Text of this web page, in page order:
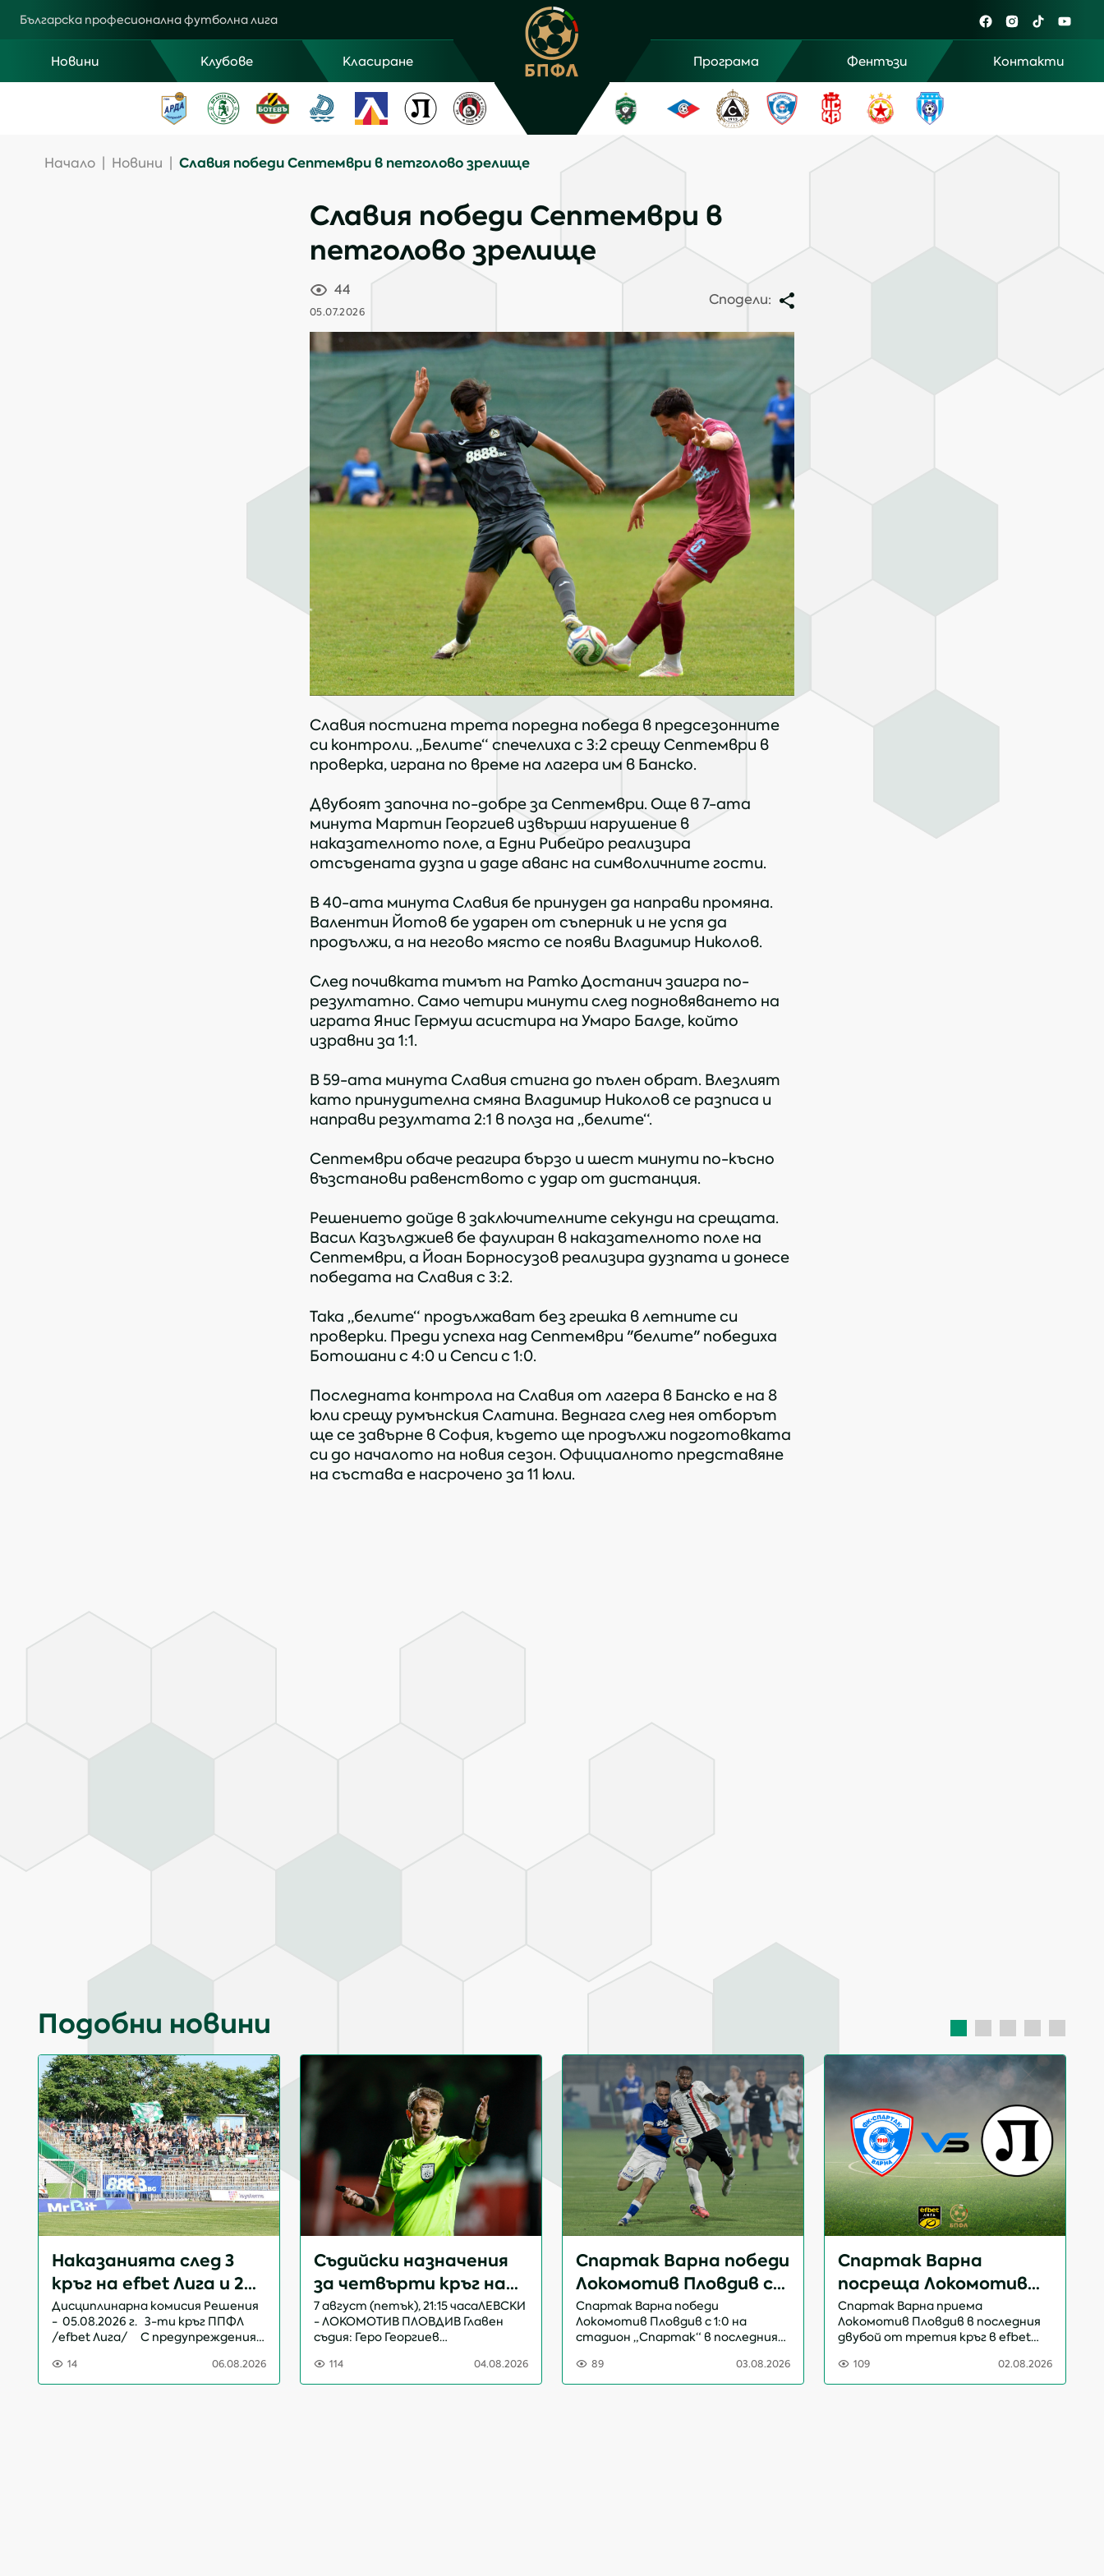
Българска професионална футболна лига
Новини Клубове Класиране Програма Фентъзи Контакти
Начало Новини Славия победи Септември в петголово зрелище
Славия победи Септември в
петголово зрелище
44
05.07.2026
Сподели:
Славия постигна трета поредна победа в предсезонните
си контроли. „Белите“ спечелиха с 3:2 срещу Септември в
проверка, играна по време на лагера им в Банско.
Двубоят започна по-добре за Септември. Още в 7-ата
минута Мартин Георгиев извърши нарушение в
наказателното поле, а Едни Рибейро реализира
отсъдената дузпа и даде аванс на символичните гости.
В 40-ата минута Славия бе принуден да направи промяна.
Валентин Йотов бе ударен от съперник и не успя да
продължи, а на негово място се появи Владимир Николов.
След почивката тимът на Ратко Достанич заигра по-
резултатно. Само четири минути след подновяването на
играта Янис Гермуш асистира на Умаро Балде, който
изравни за 1:1.
В 59-ата минута Славия стигна до пълен обрат. Влезлият
като принудителна смяна Владимир Николов се разписа и
направи резултата 2:1 в полза на „белите“.
Септември обаче реагира бързо и шест минути по-късно
възстанови равенството с удар от дистанция.
Решението дойде в заключителните секунди на срещата.
Васил Казълджиев бе фаулиран в наказателното поле на
Септември, а Йоан Борносузов реализира дузпата и донесе
победата на Славия с 3:2.
Така „белите“ продължават без грешка в летните си
проверки. Преди успеха над Септември "белите" победиха
Ботошани с 4:0 и Сепси с 1:0.
Последната контрола на Славия от лагера в Банско е на 8
юли срещу румънския Слатина. Веднага след нея отборът
ще се завърне в София, където ще продължи подготовката
си до началото на новия сезон. Официалното представяне
на състава е насрочено за 11 юли.
Подобни новини
Наказанията след 3
кръг на efbet Лига и 2
кръг на Mr Bit Втора
лига
Дисциплинарна комисия Решения
- 05.08.2026 г. 3-ти кръг ППФЛ
/efbet Лига/ С предупреждения
14 06.08.2026
Съдийски назначения
за четвърти кръг на
efbet Лига
7 август (петък), 21:15 часаЛЕВСКИ
- ЛОКОМОТИВ ПЛОВДИВ Главен
съдия: Геро Георгиев
Георгиев ДанаиловАсистент №2:
Радостин Николов
114 04.08.2026
Спартак Варна победи
Локомотив Пловдив с
гол на Давид Валверде
(ВИДЕО)
Спартак Варна победи
Локомотив Пловдив с 1:0 на
стадион „Спартак“ в последния
лига. Единственото попадение в
срещата отбеляза Давид
89 03.08.2026
Спартак Варна
посреща Локомотив
Пловдив вече с Ясен
Петров начело
Спартак Варна приема
Локомотив Пловдив в последния
двубой от третия кръг в efbet
в 21:15ч., ще бъде ръководена от
Никола Попов. СПАРТАК ВАРНА -
109 02.08.2026